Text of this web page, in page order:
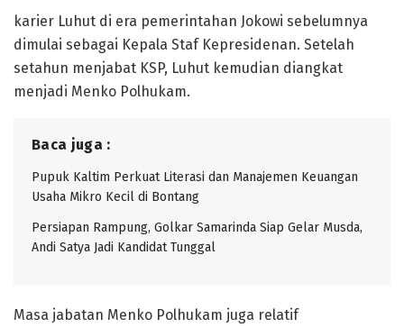
karier Luhut di era pemerintahan Jokowi sebelumnya
dimulai sebagai Kepala Staf Kepresidenan. Setelah
setahun menjabat KSP, Luhut kemudian diangkat
menjadi Menko Polhukam.
Baca juga :
Pupuk Kaltim Perkuat Literasi dan Manajemen Keuangan
Usaha Mikro Kecil di Bontang
Persiapan Rampung, Golkar Samarinda Siap Gelar Musda,
Andi Satya Jadi Kandidat Tunggal
Masa jabatan Menko Polhukam juga relatif